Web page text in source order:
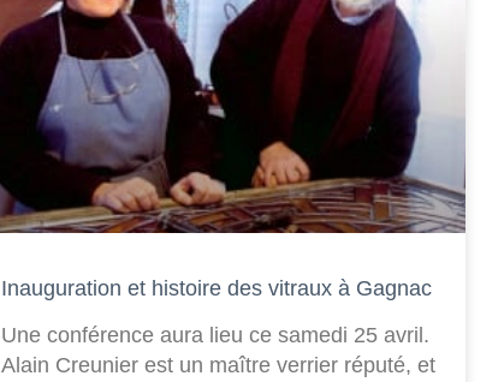
Inauguration et histoire des vitraux à Gagnac
Une conférence aura lieu ce samedi 25 avril.
Alain Creunier est un maître verrier réputé, et